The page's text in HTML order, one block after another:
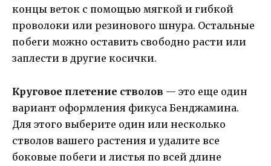
концы веток с помощью мягкой и гибкой
проволоки или резинового шнура. Остальные
побеги можно оставить свободно расти или
заплести в другие косички.
Круговое плетение стволов — это еще один
вариант оформления фикуса Бенджамина.
Для этого выберите один или несколько
стволов вашего растения и удалите все
боковые побеги и листья по всей длине